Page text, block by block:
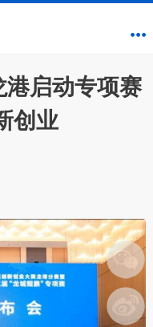
启动专项赛
创业